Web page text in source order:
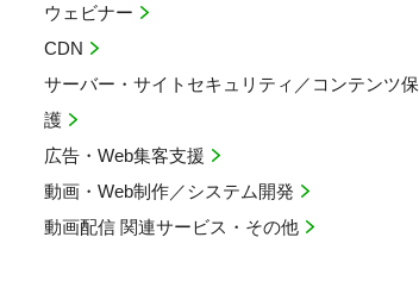
ウェビナー
CDN
サーバー・サイトセキュリティ／コンテンツ保
護
広告・Web集客支援
動画・Web制作／システム開発
動画配信 関連サービス・その他